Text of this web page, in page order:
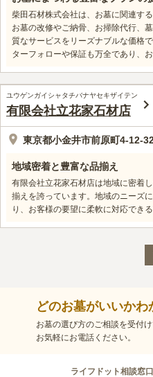
柴田石材株式会社は、お墓に関連す
お墓の改修やご納骨、お掃除代行、
質なサービスをリーズナブルな価格
ターフォローや保証も万全であり、
ユウゲンガイシャタチバナヤセキザイテン
有限会社立花家石材店
東京都小金井市前原町4-12-
地域密着と豊富な品揃え
有限会社立花家石材店は地域に密着
揃えを誇っています。地域のニーズ
り、お客様の要望に柔軟に対応でき
どのお墓がいいかわ
お墓の選び方のご相談を受付け
お気軽にお電話ください。
ライフドット相談窓